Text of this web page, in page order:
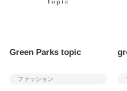
Green Parks topic
ファッション